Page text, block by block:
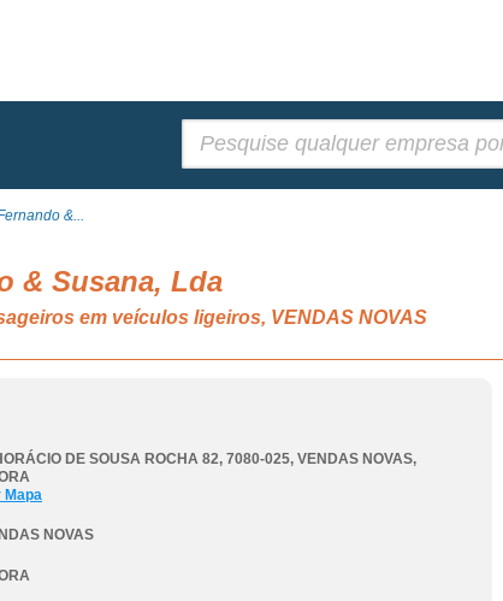
&...
& Susana, Lda
em veículos ligeiros, VENDAS NOVAS
DE SOUSA ROCHA 82, 7080-025, VENDAS NOVAS,
Mapa
NOVAS